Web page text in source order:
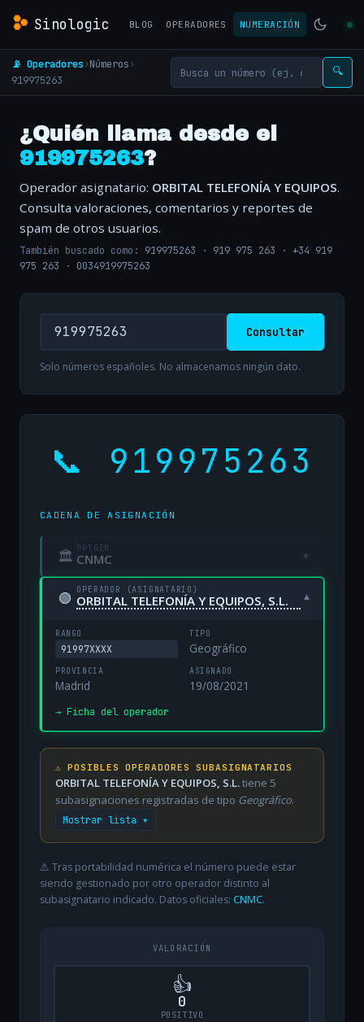
Sinologic BLOG OPERADORES NUMERACIÓN
📡 Operadores›Números›
919975263
🔍
¿Quién llama desde el
919975263?
Operador asignatario: ORBITAL TELEFONÍA Y EQUIPOS.
Consulta valoraciones, comentarios y reportes de
spam de otros usuarios.
También buscado como: 919975263 · 919 975 263 · +34 919
975 263 · 0034919975263
Consultar
Solo números españoles. No almacenamos ningún dato.
📞 919975263
CADENA DE ASIGNACIÓN
🏛 ORIGEN
CNMC ▾
🟢 OPERADOR (ASIGNATARIO)
ORBITAL TELEFONÍA Y EQUIPOS, S.L. ▾
RANGO
91997XXXX
TIPO
Geográfico
PROVINCIA
Madrid
ASIGNADO
19/08/2021
→ Ficha del operador
⚠️ POSIBLES OPERADORES SUBASIGNATARIOS
ORBITAL TELEFONÍA Y EQUIPOS, S.L.tiene 5
subasignaciones registradas de tipo Geográfico.
Mostrar lista ▾
⚠️ Tras portabilidad numérica el número puede estar
siendo gestionado por otro operador distinto al
subasignatario indicado. Datos oficiales: CNMC.
VALORACIÓN
👍
0
POSITIVO